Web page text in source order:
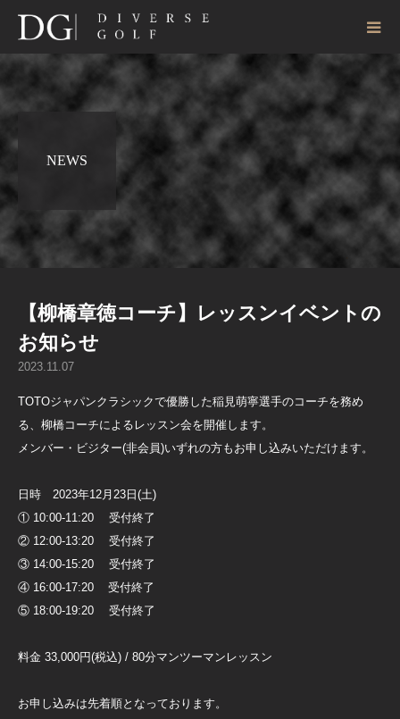
NEWS
【柳橋章徳コーチ】レッスンイベントの
お知らせ
2023.11.07
TOTOジャパンクラシックで優勝した稲見萌寧選手のコーチを務め
る、柳橋コーチによるレッスン会を開催します。
メンバー・ビジター(非会員)いずれの方もお申し込みいただけます。
日時 2023年12月23日(土)
① 10:00-11:20 受付終了
② 12:00-13:20 受付終了
③ 14:00-15:20 受付終了
④ 16:00-17:20 受付終了
⑤ 18:00-19:20 受付終了
料金 33,000円(税込) / 80分マンツーマンレッスン
お申し込みは先着順となっております。